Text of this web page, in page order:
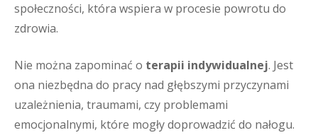
społeczności, która wspiera w procesie powrotu do
zdrowia.
Nie można zapominać o terapii indywidualnej. Jest
ona niezbędna do pracy nad głębszymi przyczynami
uzależnienia, traumami, czy problemami
emocjonalnymi, które mogły doprowadzić do nałogu.